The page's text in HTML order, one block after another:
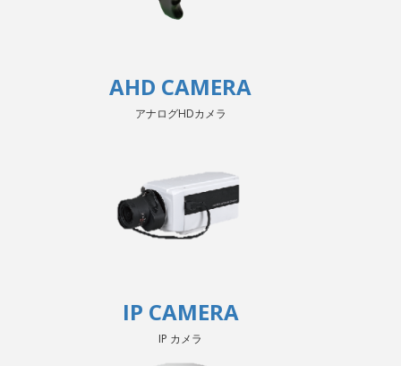
AHD CAMERA
アナログHDカメラ
IP CAMERA
IP カメラ